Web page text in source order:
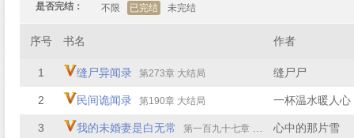
是否完结： 不限 已完结 未完结
序号 书名 作者
1 缝尸异闻录 第273章 大结局 缝尸尸
2 民间诡闻录 第190章 大结局 一杯温水暖人心
3 我的未婚妻是白无常 第一百九十七章 身世之谜 落下帷幕 心中的那片雪